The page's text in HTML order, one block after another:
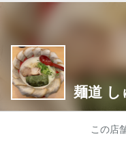
麺道 し
この店